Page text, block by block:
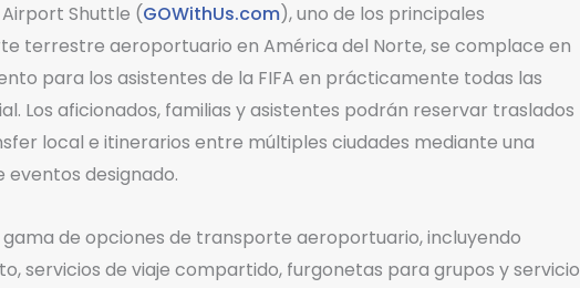
Airport Shuttle (GOWithUs.com), uno de los principales
terrestre aeroportuario en América del Norte, se complace en
para los asistentes de la FIFA en prácticamente todas las
Los aficionados, familias y asistentes podrán reservar traslados
local e itinerarios entre múltiples ciudades mediante una
designado.
de opciones de transporte aeroportuario, incluyendo
servicios de viaje compartido, furgonetas para grupos y servicio